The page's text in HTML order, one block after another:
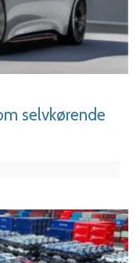
LÆS MERE
selvkørende